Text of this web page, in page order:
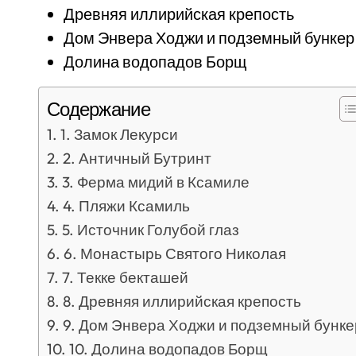
Древняя иллирийская крепость
Дом Энвера Ходжи и подземный бункер
Долина водопадов Борщ
Содержание
1. Замок Лекурси
2. Античный Бутринт
3. Ферма мидий в Ксамиле
4. Пляжи Ксамиль
5. Источник Голубой глаз
6. Монастырь Святого Николая
7. Текке бекташей
8. Древняя иллирийская крепость
9. Дом Энвера Ходжи и подземный
10. Долина водопадов Борщ